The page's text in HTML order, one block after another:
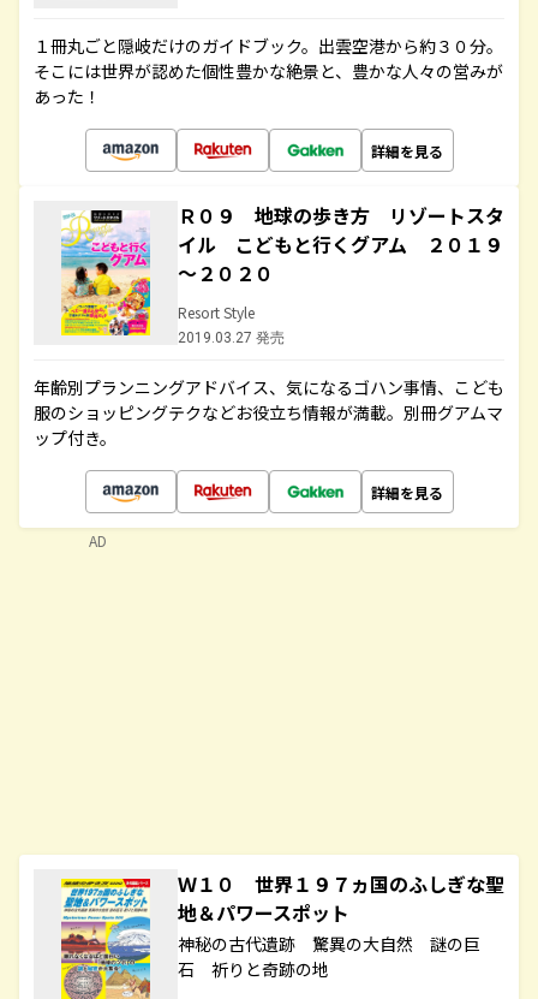
１冊丸ごと隠岐だけのガイドブック。出雲空港から約３０分。
そこには世界が認めた個性豊かな絶景と、豊かな人々の営みが
あった！
詳細を見る
Ｒ０９ 地球の歩き方 リゾートスタ
イル こどもと行くグアム ２０１９
～２０２０
Resort Style
2019.03.27 発売
年齢別プランニングアドバイス、気になるゴハン事情、こども
服のショッピングテクなどお役立ち情報が満載。別冊グアムマ
ップ付き。
詳細を見る
Ｗ１０ 世界１９７ヵ国のふしぎな聖
地＆パワースポット
神秘の古代遺跡 驚異の大自然 謎の巨
石 祈りと奇跡の地
AD